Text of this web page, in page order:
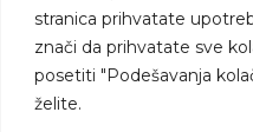
stranica prihvatate
znači da prihvatate sve
posetiti "Podešavanja
želite.
Kontakt
Kontakt